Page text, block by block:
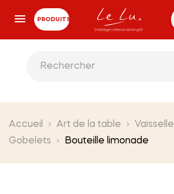
PRODUITS
Accueil Art de la table Vaisselle
Gobelets
Bouteille limonade